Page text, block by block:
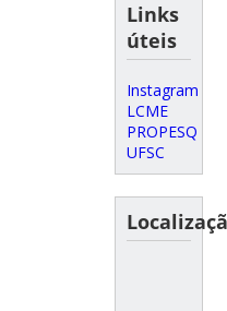
Links
úteis
Instagram
LCME
PROPESQ
UFSC